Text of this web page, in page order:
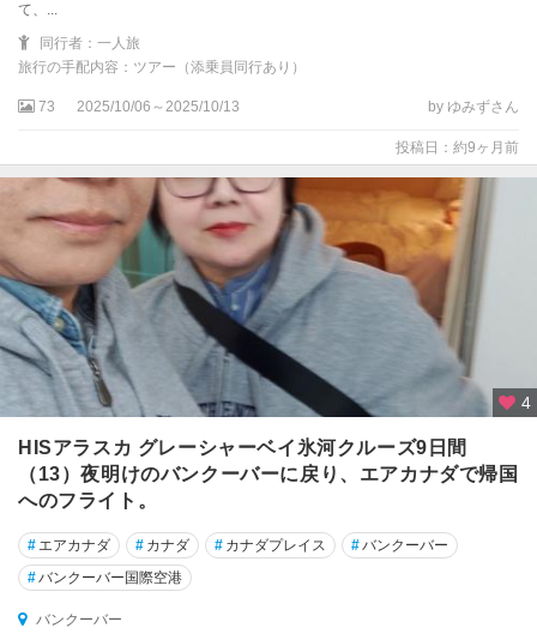
て、...
同行者：一人旅
旅行の手配内容：ツアー（添乗員同行あり）
73 2025/10/06～2025/10/13 by ゆみずさん
投稿日：約9ヶ月前
4
HISアラスカ グレーシャーベイ氷河クルーズ9日間
（13）夜明けのバンクーバーに戻り、エアカナダで帰国
へのフライト。
# エアカナダ # カナダ # カナダプレイス #バンクーバー
#バンクーバー国際空港
バンクーバー